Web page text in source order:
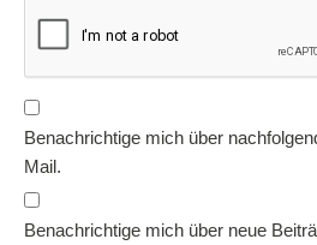
Benachrichtige mich über
Mail.
Benachrichtige mich über neue